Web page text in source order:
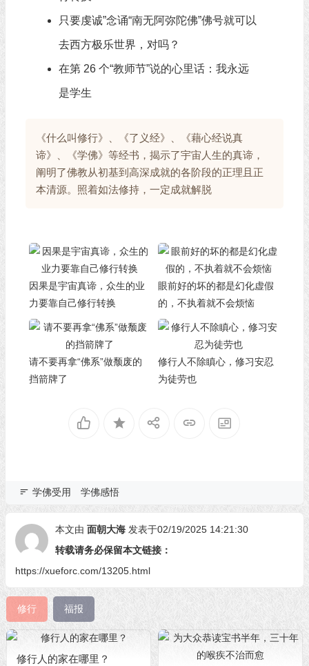
只要虔诚”念诵“南无阿弥陀佛”佛号就可以
去西方极乐世界，对吗？
在第 26 个“教师节”说的心里话：我永远
是学生
《什么叫修行》、《了义经》、《藉心经说真
谛》、《学佛》等经书，揭示了宇宙人生的真谛，
阐明了佛教从初基到高深成就的各阶段的正理且正
本清源。照着如法修持，一定成就解脱
因果是宇宙真谛，众生的业
力要靠自己修行转换
眼前好的坏的都是幻化虚假
的，不执着就不会烦恼
请不要再拿“佛系”做颓废的
挡箭牌了
修行人不除瞋心，修习安忍
为徒劳也
学佛受用 学佛感悟
本文由 面朝大海 发表于02/19/2025 14:21:30
转载请务必保留本文链接：
https://xueforc.com/13205.html
修行 福报
修行人的家在哪里？